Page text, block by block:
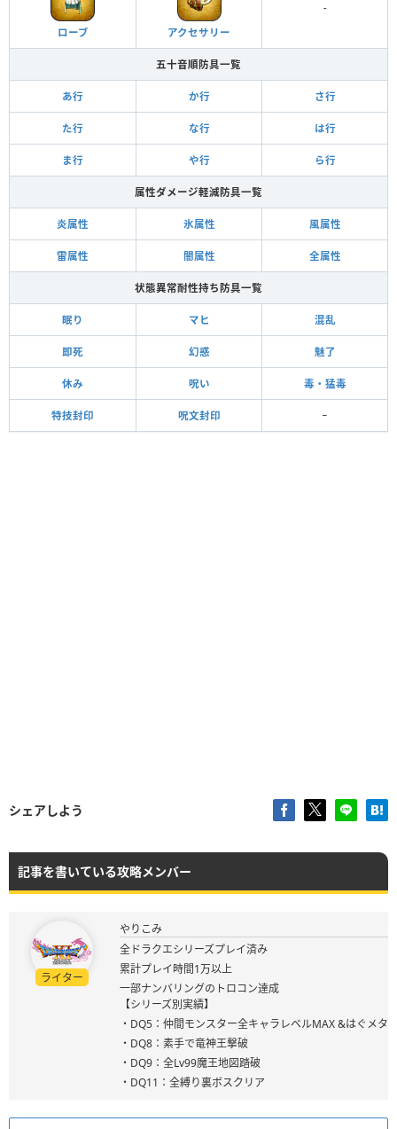
ローブ アクセサリー
-
五十音順防具一覧
あ行 か行 さ行
た行 な行 は行
ま行 や行 ら行
属性ダメージ軽減防具一覧
炎属性 氷属性 風属性
雷属性 闇属性 全属性
状態異常耐性持ち防具一覧
眠り マヒ 混乱
即死 幻惑 魅了
休み 呪い 毒・猛毒
特技封印 呪文封印 −
シェアしよう
記事を書いている攻略メンバー
ライター
やりこみ
全ドラクエシリーズプレイ済み
累計プレイ時間1万以上
一部ナンバリングのトロコン達成
【シリーズ別実績】
・DQ5：仲間モンスター全キャラレベルMAX &はぐメタ
・DQ8：素手で竜神王撃破
・DQ9：全Lv99魔王地図踏破
・DQ11：全縛り裏ボスクリア